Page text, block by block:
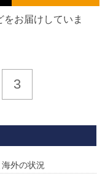
をお届けしていま
3
外の状況